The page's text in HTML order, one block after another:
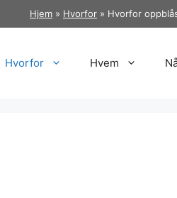
Hjem » Hvorfor » Hvorfor
Hvorfor Hvem